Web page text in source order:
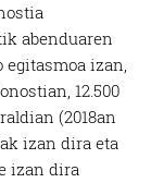
abenduaren
egitasmoa izan,
12.500
(2018an
izan dira eta
izan dira